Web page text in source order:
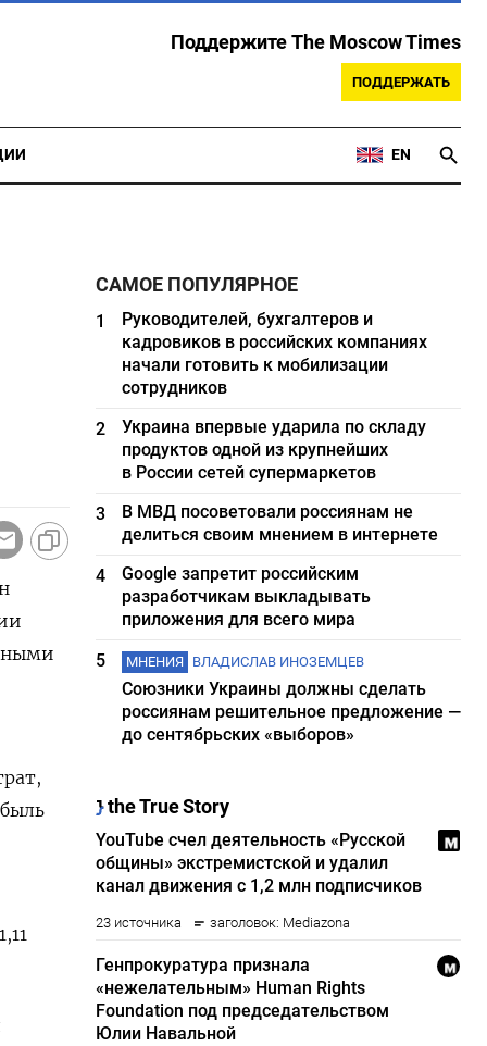
Поддержите The Moscow Times
ПОДДЕРЖАТЬ
EN
САМОЕ ПОПУЛЯРНОЕ
1
Руководителей, бухгалтеров и
кадровиков в российских компаниях
начали готовить к мобилизации
сотрудников
2
Украина впервые ударила по складу
продуктов одной из крупнейших
в России сетей супермаркетов
3
В МВД посоветовали россиянам не
делиться своим мнением в интернете
4
Google запретит российским
разработчикам выкладывать
приложения для всего мира
5
МНЕНИЯ ВЛАДИСЛАВ ИНОЗЕМЦЕВ
Союзники Украины должны сделать
россиянам решительное предложение —
до сентябрьских «выборов»